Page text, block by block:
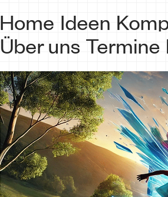
Home Ideen
Über uns Termine